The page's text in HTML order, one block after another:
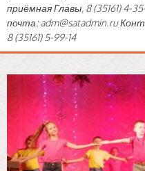
приёмная Главы, 8 (35161) 4-
почта: adm@satadmin.ru
8 (35161) 5-99-14